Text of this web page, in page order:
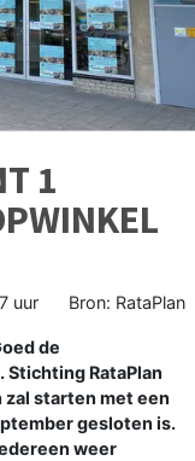
1
uur Bron: RataPlan
de
RataPlan
starten met een
gesloten is.
weer